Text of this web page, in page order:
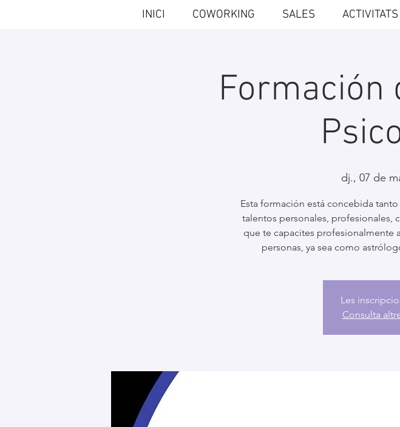
INICI COWORKING SALES ACTIVITATS
Formación
dj., 07 de
Esta formación está concebida
talentos personales,
que te capacites profesionalmente
personas, ya sea como
Les
Consulta